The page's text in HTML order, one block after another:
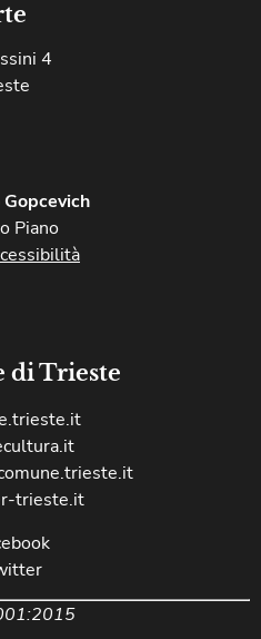
4
Piano
di Trieste
trieste.it